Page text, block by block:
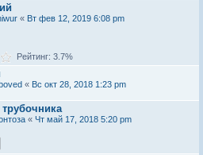
« Вт фев 12, 2019 6:08 pm
Рейтинг: 3.7%
« Вс окт 28, 2018 1:23 pm
« Чт май 17, 2018 5:20 pm